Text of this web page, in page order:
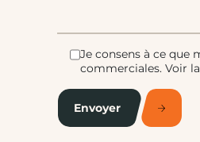
Je consens à ce que
commerciales.Voir la
Envoyer